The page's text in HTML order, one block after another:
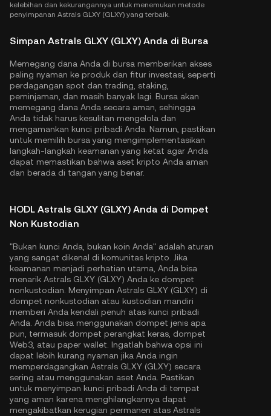
kelebihan dan kekurangannya untuk menemukan metode
penyimpanan Astrals GLXY (GLXY) yang terbaik.
Simpan Astrals GLXY (GLXY) Anda di Bursa
Memegang dana Anda di bursa memberikan akses
paling nyaman ke produk dan fitur investasi, seperti
perdagangan spot dan trading, staking,
peminjaman, dan masih banyak lagi. Bursa akan
memegang dana Anda secara aman, sehingga
Anda tidak harus kesulitan mengelola dan
mengamankan kunci pribadi Anda. Namun, pastikan
untuk memilih bursa yang mengimplementasikan
langkah-langkah keamanan yang ketat agar Anda
dapat memastikan bahwa aset kripto Anda aman
dan berada di tangan yang benar.
HODL Astrals GLXY (GLXY) Anda di Dompet
Non Kustodian
"Bukan kunci Anda, bukan koin Anda" adalah aturan
yang sangat dikenal di komunitas kripto. Jika
keamanan menjadi perhatian utama, Anda bisa
menarik Astrals GLXY (GLXY) Anda ke dompet
nonkustodian. Menyimpan Astrals GLXY (GLXY) di
dompet nonkustodian atau kustodian mandiri
memberi Anda kendali penuh atas kunci pribadi
Anda. Anda bisa menggunakan dompet jenis apa
pun, termasuk dompet perangkat keras, dompet
Web3, atau paper wallet. Ingatlah bahwa opsi ini
dapat lebih kurang nyaman jika Anda ingin
memperdagangkan Astrals GLXY (GLXY) secara
sering atau menggunakan aset Anda. Pastikan
untuk menyimpan kunci pribadi Anda di tempat
yang aman karena menghilangkannya dapat
mengakibatkan kerugian permanen atas Astrals